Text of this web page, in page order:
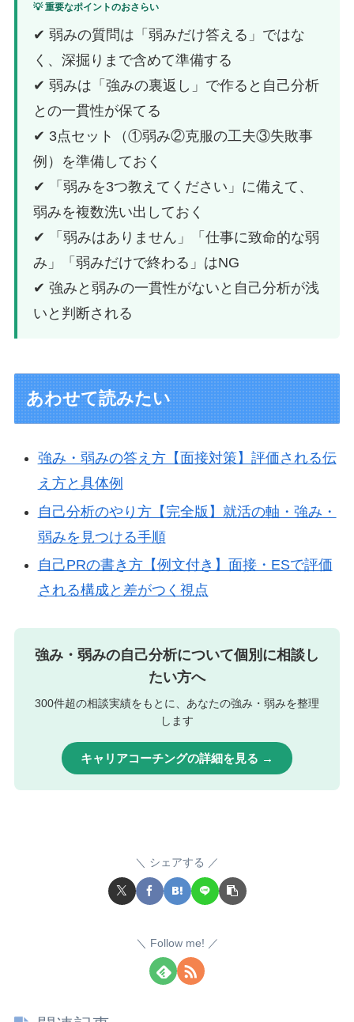
💡 重要なポイントのおさらい
✔ 弱みの質問は「弱みだけ答える」ではな
く、深掘りまで含めて準備する
✔ 弱みは「強みの裏返し」で作ると自己分析
との一貫性が保てる
✔ 3点セット（①弱み②克服の工夫③失敗事
例）を準備しておく
✔ 「弱みを3つ教えてください」に備えて、
弱みを複数洗い出しておく
✔ 「弱みはありません」「仕事に致命的な弱
み」「弱みだけで終わる」はNG
✔ 強みと弱みの一貫性がないと自己分析が浅
いと判断される
あわせて読みたい
強み・弱みの答え方【面接対策】評価される伝
え方と具体例
自己分析のやり方【完全版】就活の軸・強み・
弱みを見つける手順
自己PRの書き方【例文付き】面接・ESで評価
される構成と差がつく視点
強み・弱みの自己分析について個別に相談し
たい方へ
300件超の相談実績をもとに、あなたの強み・弱みを整理
します
キャリアコーチングの詳細を見る →
シェアする
Follow me!